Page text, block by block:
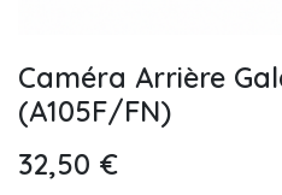
Caméra Arrière
(A105F/FN)
32,50 €